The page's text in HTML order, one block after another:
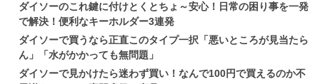
ダイソーのこれ鍵に付けとくとちょ～安心！日常の困り事を一発
で解決！便利なキーホルダー3連発
ダイソーで買うなら正直このタイプ一択「悪いところが見当たら
ん」「水がかかっても無問題」
ダイソーで見かけたら迷わず買い！なんで100円で買えるのか不